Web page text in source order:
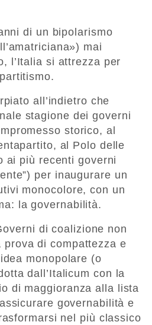
di un bipolarismo
mai
l’Italia si attrezza per
all’indietro che
stagione dei governi
storico, al
al Polo delle
ai più recenti governi
per inaugurare un
monocolore, con un
la governabilità.
di coalizione non
prova di compattezza e
monopolare (o
dall’Italicum con la
di maggioranza alla lista
governabilità e
nel più classico